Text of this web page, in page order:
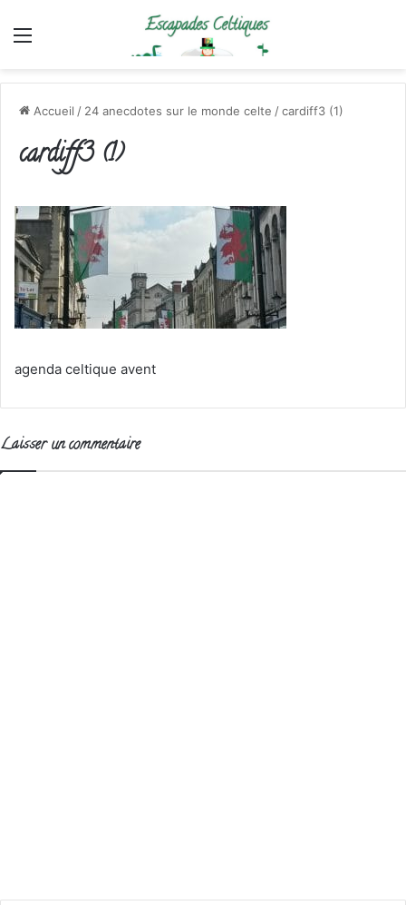
Menu
Accueil / 24 anecdotes sur le monde celte /cardiff3 (1)
cardiff3 (1)
agenda celtique avent
Laisser un commentaire